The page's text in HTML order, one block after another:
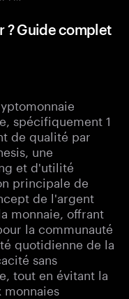
? Guide complet
spécifiquement 1
de qualité par
une
et d'utilité
principale de
de l'argent
monnaie, offrant
la communauté
quotidienne de la
sans
tout en évitant la